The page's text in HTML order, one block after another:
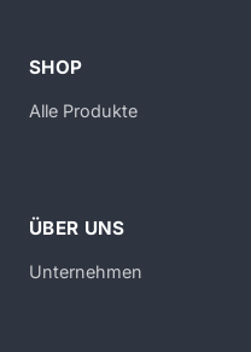
SHOP
Alle Produkte
ÜBER UNS
Unternehmen